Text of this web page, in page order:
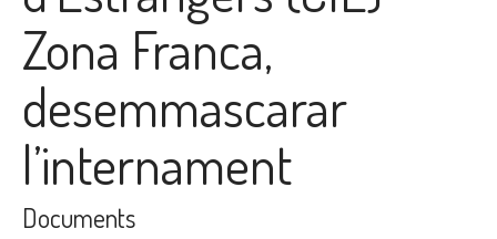
Zona Franca,
desemmascarar
l’internament
Documents